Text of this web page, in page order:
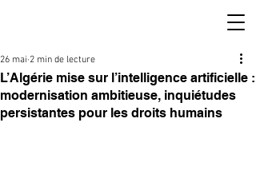
L’Algérie mise sur l’intelligence artificielle :
modernisation ambitieuse, inquiétudes
persistantes pour les droits humains
26 mai 2 min de lecture